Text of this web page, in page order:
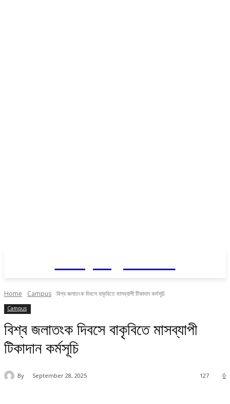
Home Campus বিশ্ব জলাতংক দিবসে বাকৃবিতে মাসব্যাপী টিকাদান কর্মসূচি
Campus
বিশ্ব জলাতংক দিবসে বাকৃবিতে মাসব্যাপী
টিকাদান কর্মসূচি
By September 28, 2025 0
127